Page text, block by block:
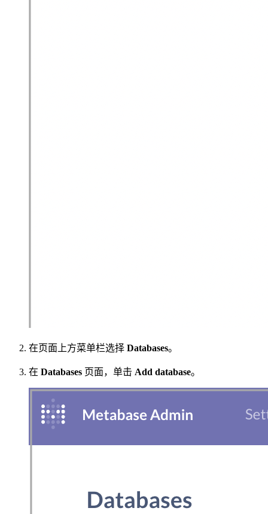
在页面上方菜单栏选择 Databases。
在 Databases 页面，单击 Add database。